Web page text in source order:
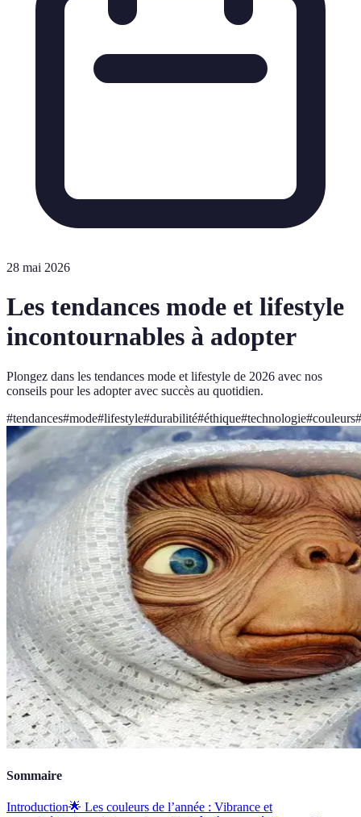
28 mai 2026
Les tendances mode et lifestyle
incontournables à adopter
Plongez dans les tendances mode et lifestyle de 2026 avec nos
conseils pour les adopter avec succès au quotidien.
#tendances#mode#lifestyle#durabilité#éthique#technologie#couleurs#
Sommaire
Introduction🌟 Les couleurs de l’année : Vibrance et